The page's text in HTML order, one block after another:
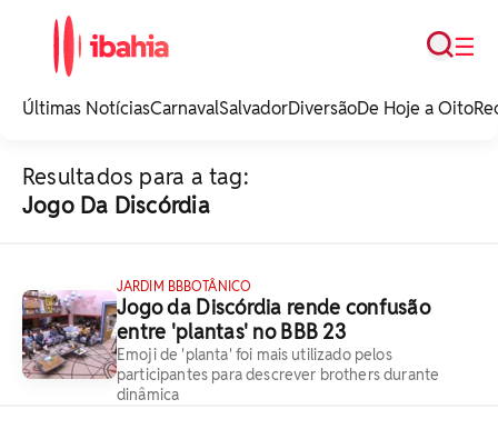
noticias e
☰
Busca
Últimas NotíciasCarnavalSalvadorDiversãoDe Hoje a Oito
Resultados para a tag:
Jogo Da Discórdia
JARDIM BBBOTÂNICO
Jogo da Discórdia rende confusão
entre 'plantas' no BBB 23
Emoji de 'planta' foi mais utilizado pelos
participantes para descrever brothers durante
dinâmica